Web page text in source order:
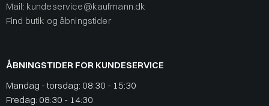
Mail: kundeservice@kaufmann.dk
Find butik og åbningstider
ÅBNINGSTIDER FOR KUNDESERVICE
Mandag - torsdag: 08:30 - 15:30
Fredag: 08:30 - 14:30